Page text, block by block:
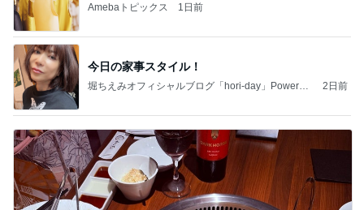
Amebaトピックス 1日前
今日の家事スタイル！
堀ちえみオフィシャルブログ「hori-day」Powered
2日前